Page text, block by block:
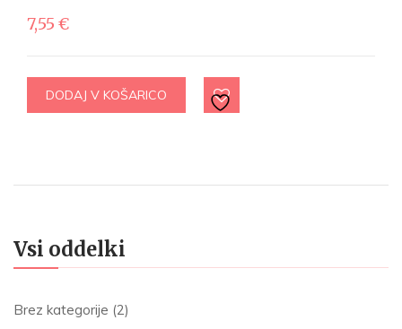
Vsi oddelki
Brez kategorije (2)
7,55 €
DODAJ V KOŠARICO